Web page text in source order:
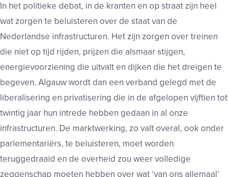
In het politieke debat, in de kranten en op straat zijn heel
wat zorgen te beluisteren over de staat van de
Nederlandse infrastructuren. Het zijn zorgen over treinen
die niet op tijd rijden, prijzen die alsmaar stijgen,
energievoorziening die uitvalt en dijken die het dreigen te
begeven. Algauw wordt dan een verband gelegd met de
liberalisering en privatisering die in de afgelopen vijftien tot
twintig jaar hun intrede hebben gedaan in al onze
infrastructuren. De marktwerking, zo valt overal, ook onder
parlementariërs, te beluisteren, moet worden
teruggedraaid en de overheid zou weer volledige
zeggenschap moeten hebben over wat ‘van ons allemaal’